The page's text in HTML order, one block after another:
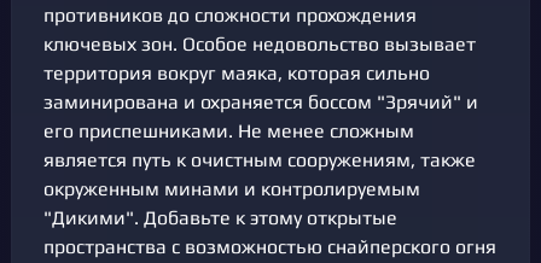
противников до сложности прохождения
ключевых зон. Особое недовольство вызывает
территория вокруг маяка, которая сильно
заминирована и охраняется боссом "Зрячий" и
его приспешниками. Не менее сложным
является путь к очистным сооружениям, также
окруженным минами и контролируемым
"Дикими". Добавьте к этому открытые
пространства с возможностью снайперского огня